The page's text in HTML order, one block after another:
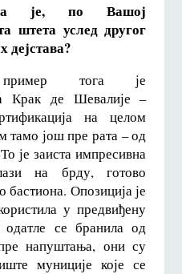
је, по Вашој
штета услед другог
дејстава?
пример тога је
Крак де Шевалије –
на целом
тамо још пре рата – од
је заиста импресивна
на брду, готово
бастиона. Опозиција је
у предвиђену
се бранила од
напуштања, они су
муниције које се